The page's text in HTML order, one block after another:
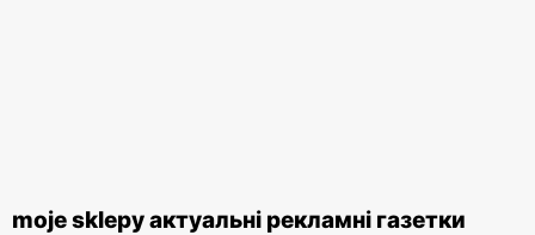
moje sklepy актуальні рекламні газетки